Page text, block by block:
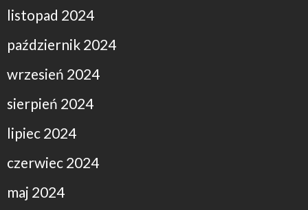
listopad 2024
październik 2024
wrzesień 2024
sierpień 2024
lipiec 2024
czerwiec 2024
maj 2024